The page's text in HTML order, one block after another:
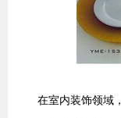
在室内装饰领域